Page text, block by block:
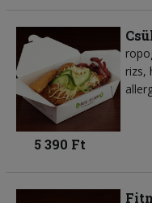
rizs,
5 390 Ft